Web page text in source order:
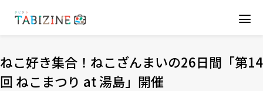
ねこ好き集合！ねこざんまいの26日間「第14
回 ねこまつり at 湯島」開催